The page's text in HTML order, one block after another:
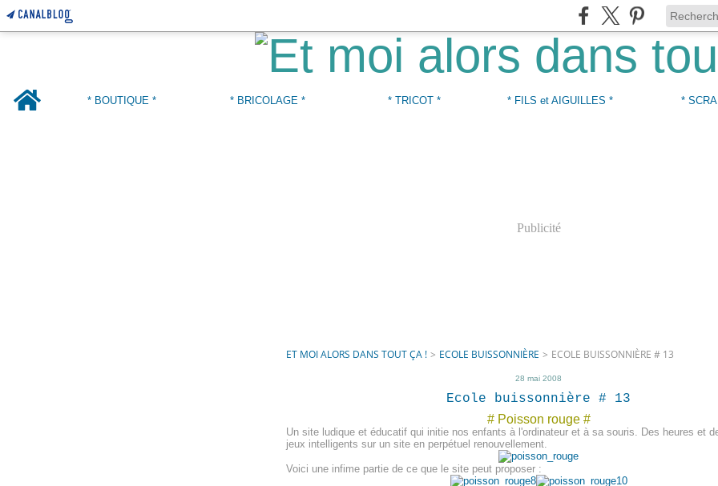
* BOUTIQUE *
* BRICOLAGE * * TRICOT * * FILS et AIGUILLES * *
Publicité
ET MOI ALORS DANS TOUT ÇA ! > ECOLE BUISSONNIÈRE > ECOLE BUISSONNIÈRE # 13
28 mai 2008
Ecole buissonnière # 13
# Poisson rouge #
Un site ludique et éducatif qui initie nos enfants à l'ordinateur et à sa souris. Des heures et
jeux intelligents sur un site en perpétuel renouvellement.
Voici une infime partie de ce que le site peut proposer :